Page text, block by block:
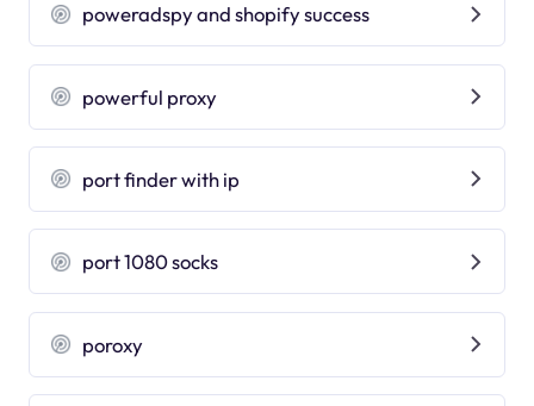
poweradspy and shopify success
powerful proxy
port finder with ip
port 1080 socks
poroxy